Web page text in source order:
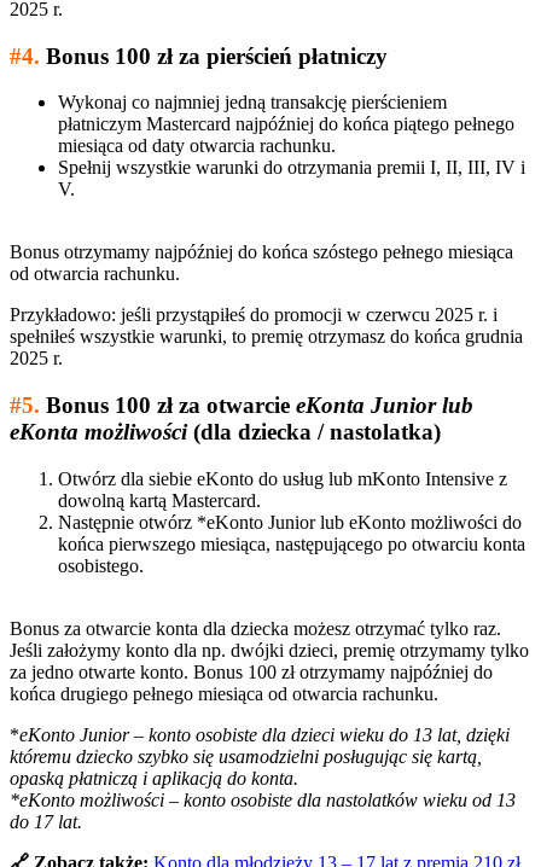
2025 r.
#4. Bonus 100 zł za pierścień płatniczy
Wykonaj co najmniej jedną transakcję pierścieniem
płatniczym Mastercard najpóźniej do końca piątego pełnego
miesiąca od daty otwarcia rachunku.
Spełnij wszystkie warunki do otrzymania premii I, II, III, IV i
V.
Bonus otrzymamy najpóźniej do końca szóstego pełnego miesiąca
od otwarcia rachunku.
Przykładowo: jeśli przystąpiłeś do promocji w czerwcu 2025 r. i
spełniłeś wszystkie warunki, to premię otrzymasz do końca grudnia
2025 r.
#5. Bonus 100 zł za otwarcie eKonta Junior lub
eKonta możliwości(dla dziecka / nastolatka)
Otwórz dla siebie eKonto do usług lub mKonto Intensive z
dowolną kartą Mastercard.
Następnie otwórz *eKonto Junior lub eKonto możliwości do
końca pierwszego miesiąca, następującego po otwarciu konta
osobistego.
Bonus za otwarcie konta dla dziecka możesz otrzymać tylko raz.
Jeśli założymy konto dla np. dwójki dzieci, premię otrzymamy tylko
za jedno otwarte konto. Bonus 100 zł otrzymamy najpóźniej do
końca drugiego pełnego miesiąca od otwarcia rachunku.
*eKonto Junior – konto osobiste dla dzieci wieku do 13 lat, dzięki
któremu dziecko szybko się usamodzielni posługując się kartą,
opaską płatniczą i aplikacją do konta.
*eKonto możliwości – konto osobiste dla nastolatków wieku od 13
do 17 lat.
🔗 Zobacz także: Konto dla młodzieży 13 – 17 lat z premią 210 zł